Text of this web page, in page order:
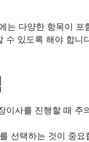
다양한 항목이
있도록 해야 합니
사를 진행할 때
선택하는 것이 중